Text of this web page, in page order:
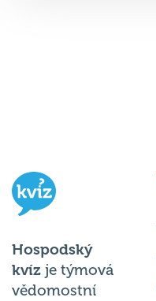
Hospodský
kvíz je týmová
vědomostní